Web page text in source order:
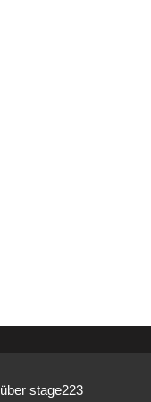
über stage223